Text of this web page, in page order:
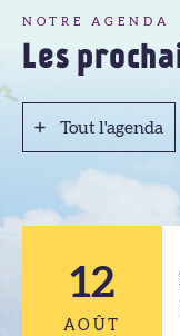
NOTRE AGENDA
Les
Tout l'agenda
Tout l'agenda
12
AOÛT